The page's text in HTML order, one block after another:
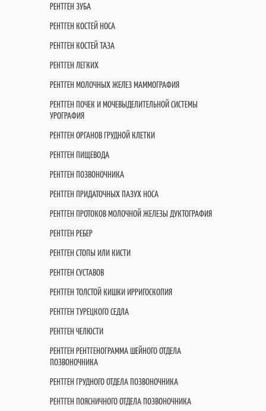
РЕНТГЕН ЗУБА
РЕНТГЕН КОСТЕЙ НОСА
РЕНТГЕН КОСТЕЙ ТАЗА
РЕНТГЕН ЛЕГКИХ
РЕНТГЕН МОЛОЧНЫХ ЖЕЛЕЗ МАММОГРАФИЯ
РЕНТГЕН ПОЧЕК И МОЧЕВЫДЕЛИТЕЛЬНОЙ СИСТЕМЫ
УРОГРАФИЯ
РЕНТГЕН ОРГАНОВ ГРУДНОЙ КЛЕТКИ
РЕНТГЕН ПИЩЕВОДА
РЕНТГЕН ПОЗВОНОЧНИКА
РЕНТГЕН ПРИДАТОЧНЫХ ПАЗУХ НОСА
РЕНТГЕН ПРОТОКОВ МОЛОЧНОЙ ЖЕЛЕЗЫ ДУКТОГРАФИЯ
РЕНТГЕН РЕБЕР
РЕНТГЕН СТОПЫ ИЛИ КИСТИ
РЕНТГЕН СУСТАВОВ
РЕНТГЕН ТОЛСТОЙ КИШКИ ИРРИГОСКОПИЯ
РЕНТГЕН ТУРЕЦКОГО СЕДЛА
РЕНТГЕН ЧЕЛЮСТИ
РЕНТГЕН РЕНТГЕНОГРАММА ШЕЙНОГО ОТДЕЛА
ПОЗВОНОЧНИКА
РЕНТГЕН ГРУДНОГО ОТДЕЛА ПОЗВОНОЧНИКА
РЕНТГЕН ПОЯСНИЧНОГО ОТДЕЛА ПОЗВОНОЧНИКА